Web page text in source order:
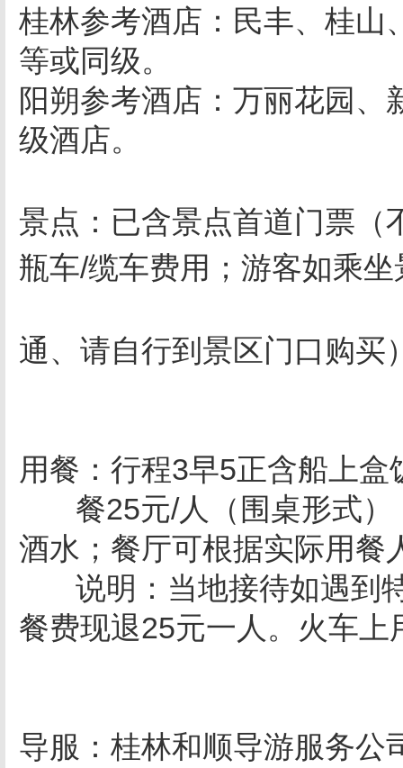
桂林参考酒店：民丰、桂山
等或同级。
阳朔参考酒店：万丽花园、
级酒店。
景点：已含景点首道门票（
瓶车/缆车费用；游客如乘
通、请自行到景区门口购买
用餐：行程3早5正含船上
餐25元/人（围桌形式
酒水；餐厅可根据实际用餐
说明：当地接待如遇到
餐费现退25元一人。火车上
导服：桂林和顺导游服务公